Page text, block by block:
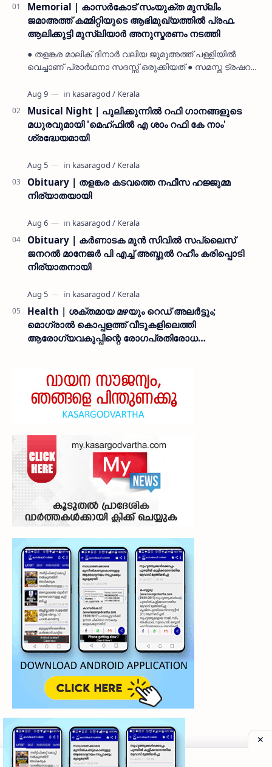
Memorial | കാസർകോട് സംയുക്ത മുസ്ലിം
ജമാഅത്ത് കമ്മിറ്റിയുടെ ആഭിമുഖ്യത്തിൽ പ്രഫ.
ആലിക്കുട്ടി മുസ്ലിയാർ അനുസ്മരണം നടത്തി
● തളങ്കര മാലിക് ദിനാർ വലിയ ജുമുഅത്ത് പള്ളിയിൽ
വെച്ചാണ് പ്രാർഥനാ സദസ്സ് ഒരുക്കിയത് ● സമസ്ത ട്രഷറർ
നൽകി കാസ…
Musical Night | പുലിക്കുന്നിൽ റഫി ഗാനങ്ങളുടെ
മധുരവുമായി 'മെഹ്ഫിൽ എ ശാം റഫി കേ നാം'
ശ്രദ്ധേയമായി
Obituary | തളങ്കര കടവത്തെ നഫീസ ഹജ്ജുമ്മ
നിര്യാതയായി
Obituary | കർണാടക മുൻ സിവില്‍ സപ്ലൈസ്
ജനറൽ മാനേജർ പി എച്ച് അബ്ദുൽ റഹീം കരിപ്പൊടി
നിര്യാതനായി
Health | ശക്തമായ മഴയും റെഡ് അലർട്ടും;
മൊഗ്രാൽ കൊപ്പളത്ത് വീടുകളിലെത്തി
ആരോഗ്യവകുപ്പിന്റെ രോഗപ്രതിരോധ